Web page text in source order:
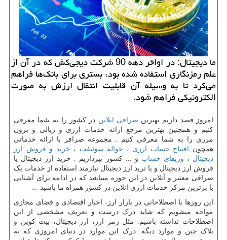
ما دیجیتال: در اواخر دهه 90 شركت دیجی‌كش كه در آن از
علم رمزنگاری استفاده شده بود، بستری برای بانك‌ها فراهم
می‌كرد تا به وسیله آن قابلیت انتقال ارزش به صورت
الكترونیكی فراهم شود.
امروز قصد داریم بهترین صرافی انلاین در کشور را به شما معرفی
کنیم و همچنین بهترین مرجع ارائه خدمات ارزی و ریالی و برون
مرزی را به شما معرفی کنیم . مجموعه صرافر با ارائه خدماتی
همچون
افتتاح حساب ارزی ، حواله سوئیفت ، خرید و فروش ارز
دیجیتال ، وریفای حساب و ... کشور بپردازیم . خرید ارز دیجیتال یا
فروش ارز دیجیتال و یا ترید ارز دیجیتال نیازمند استفاده از خدمات یک
صرافی معتبر و آنلاین در این حوزه میباشد که در ادامه برای آشنایی
با برترین مرکز خدمات ارزی انلاین در کشور همراه ما باشید ...
این روزها با اصطلاحاتی در بازار ارز، اخبار اقتصادی و فضای مجازی
مواجه میشویم که شاید درک درست و تعریف مشخصی از این
اصطلاحات نداشته باشیم. مثل رمز ارز، ارز دیجیتال، بیت کوین و
بلاک جین و موارد دیگه. درک این موارد در دنیای امروزی که به